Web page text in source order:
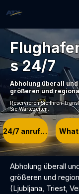
s 24/7
Abholung überall
größeren und
Reservieren Sie Ihren
Sie Wartezeiten.
24/7 anrufen
Abholung überall
größeren und
(Ljubljana, Triest,